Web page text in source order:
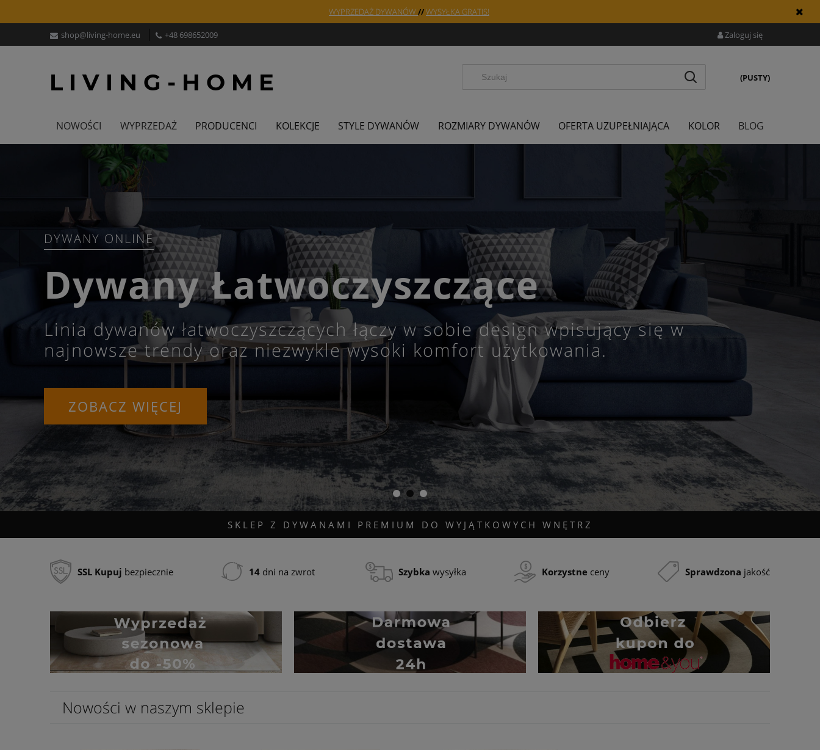
WYPRZEDAŻ DYWANÓW //WYSYŁKA GRATIS!
shop@living-home.eu +48 698652009 Zaloguj się
(PUSTY)
NOWOŚCI WYPRZEDAŻ PRODUCENCI KOLEKCJE STYLE DYWANÓW ROZMIARY DYWANÓW OFERTA UZUPEŁNIAJĄCA KOLOR BLOG
DYWANY ONLINE
Dywany Łatwoczyszczące
Linia dywanów łatwoczyszczących łączy w sobie design wpisujący się w
najnowsze trendy oraz niezwykle wysoki komfort użytkowania.
ZOBACZ WIĘCEJ
SKLEP Z DYWANAMI PREMIUM DO WYJĄTKOWYCH WNĘTRZ
SSL Kupuj bezpiecznie 14 dni na zwrot Szybka wysyłka Korzystne ceny Sprawdzona jakość
Nowości w naszym sklepie